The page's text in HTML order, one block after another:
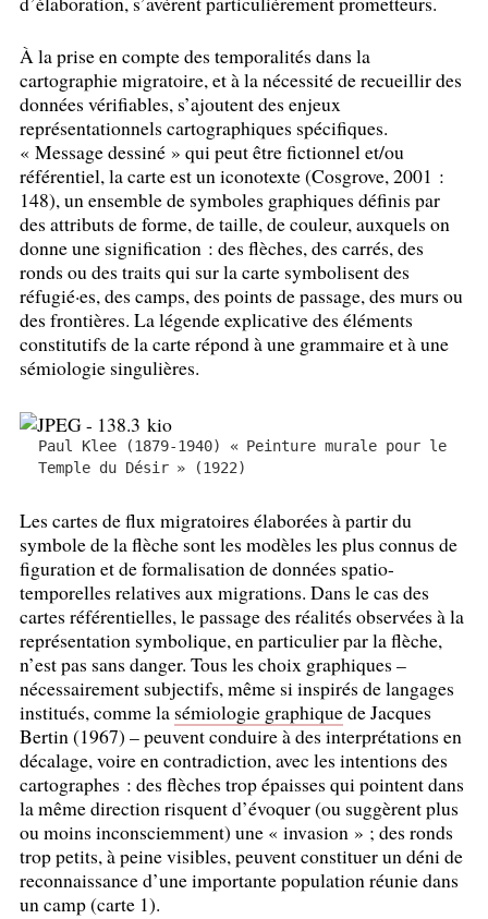
À la prise en compte des temporalités dans la
cartographie migratoire, et à la nécessité de recueillir des
données vérifiables, s’ajoutent des enjeux
représentationnels cartographiques spécifiques.
« Message dessiné » qui peut être fictionnel et/ou
référentiel, la carte est un iconotexte (Cosgrove, 2001 :
148), un ensemble de symboles graphiques définis par
des attributs de forme, de taille, de couleur, auxquels on
donne une signification : des flèches, des carrés, des
ronds ou des traits qui sur la carte symbolisent des
réfugié·es, des camps, des points de passage, des murs ou
des frontières. La légende explicative des éléments
constitutifs de la carte répond à une grammaire et à une
sémiologie singulières.
Paul Klee (1879-1940) « Peinture murale pour le
Temple du Désir » (1922)
Les cartes de flux migratoires élaborées à partir du
symbole de la flèche sont les modèles les plus connus de
figuration et de formalisation de données spatio-
temporelles relatives aux migrations. Dans le cas des
cartes référentielles, le passage des réalités observées à la
représentation symbolique, en particulier par la flèche,
n’est pas sans danger. Tous les choix graphiques –
nécessairement subjectifs, même si inspirés de langages
institués, comme la sémiologie graphiquede Jacques
Bertin (1967) – peuvent conduire à des interprétations en
décalage, voire en contradiction, avec les intentions des
cartographes : des flèches trop épaisses qui pointent dans
la même direction risquent d’évoquer (ou suggèrent plus
ou moins inconsciemment) une « invasion » ; des ronds
trop petits, à peine visibles, peuvent constituer un déni de
reconnaissance d’une importante population réunie dans
un camp (carte 1).